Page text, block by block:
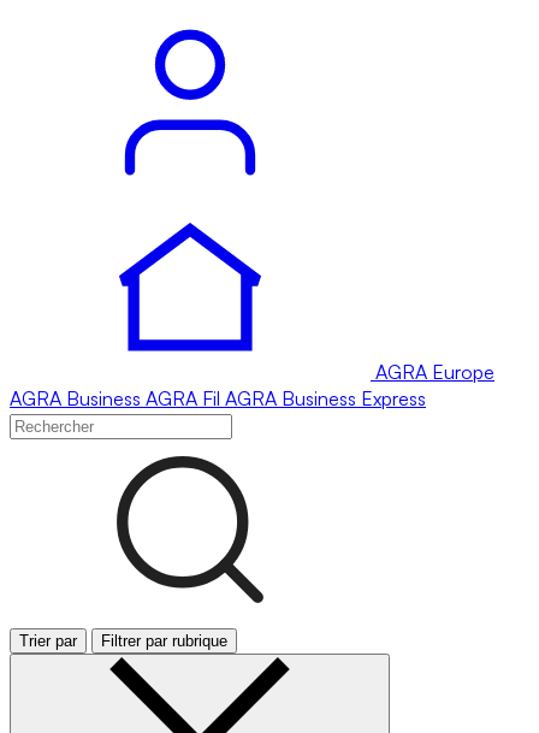
AGRA Europe
AGRA Business AGRA Fil AGRA Business Express
Trier par Filtrer par rubrique